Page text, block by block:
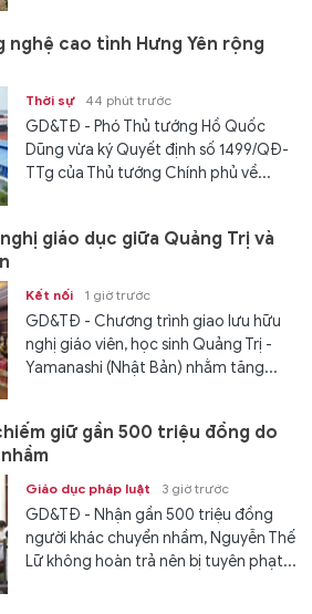
nghệ cao tỉnh Hưng Yên rộng
Thời sự 44 phút trước
GD&TĐ - Phó Thủ tướng Hồ Quốc
Dũng vừa ký Quyết định số 1499/QĐ-
TTg của Thủ tướng Chính phủ về...
giáo dục giữa Quảng Trị và
Kết nối 1 giờ trước
GD&TĐ - Chương trình giao lưu hữu
nghị giáo viên, học sinh Quảng Trị -
Yamanashi (Nhật Bản) nhằm tăng...
giữ gần 500 triệu đồng do
Giáo dục pháp luật 3 giờ trước
GD&TĐ - Nhận gần 500 triệu đồng
người khác chuyển nhầm, Nguyễn Thế
Lữ không hoàn trả nên bị tuyên phạt...